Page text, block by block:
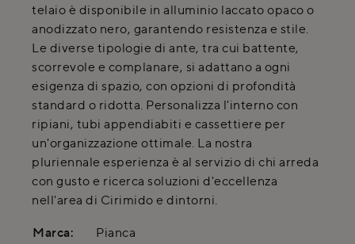
telaio è disponibile in alluminio laccato opaco o
anodizzato nero, garantendo resistenza e stile.
Le diverse tipologie di ante, tra cui battente,
scorrevole e complanare, si adattano a ogni
esigenza di spazio, con opzioni di profondità
standard o ridotta. Personalizza l'interno con
ripiani, tubi appendiabiti e cassettiere per
un'organizzazione ottimale. La nostra
pluriennale esperienza è al servizio di chi arreda
con gusto e ricerca soluzioni d'eccellenza
nell'area di Cirimido e dintorni.
Marca: Pianca